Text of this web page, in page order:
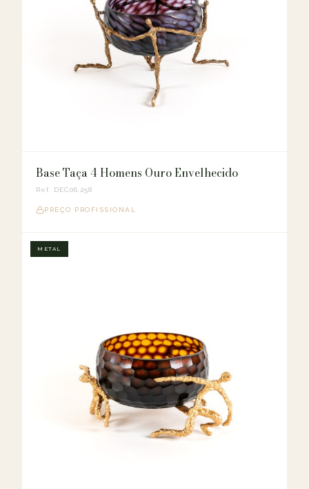
Base Taça 4 Homens Ouro Envelhecido
Ref. DEC06.258
PREÇO PROFISSIONAL
METAL